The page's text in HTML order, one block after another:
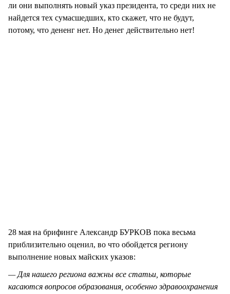
ли они выполнять новый указ президента, то среди них не
найдется тех сумасшедших, кто скажет, что не будут,
потому, что дененг нет. Но денег действительно нет!
28 мая на брифинге Александр БУРКОВ пока весьма
приблизительно оценил, во что обойдется региону
выполнение новых майских указов:
— Для нашего региона важны все статьи, которые
касаются вопросов образования, особенно здравоохранения